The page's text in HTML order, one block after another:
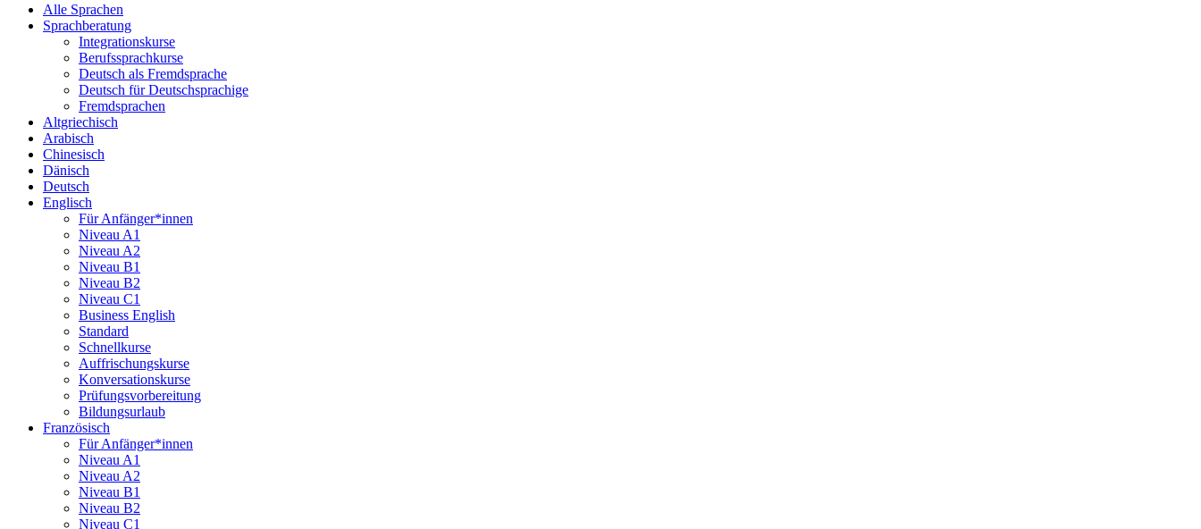
Alle Sprachen
Sprachberatung
Integrationskurse
Berufssprachkurse
Deutsch als Fremdsprache
Deutsch für Deutschsprachige
Fremdsprachen
Altgriechisch
Arabisch
Chinesisch
Dänisch
Deutsch
Englisch
Für Anfänger*innen
Niveau A1
Niveau A2
Niveau B1
Niveau B2
Niveau C1
Business English
Standard
Schnellkurse
Auffrischungskurse
Konversationskurse
Prüfungsvorbereitung
Bildungsurlaub
Französisch
Für Anfänger*innen
Niveau A1
Niveau A2
Niveau B1
Niveau B2
Niveau C1